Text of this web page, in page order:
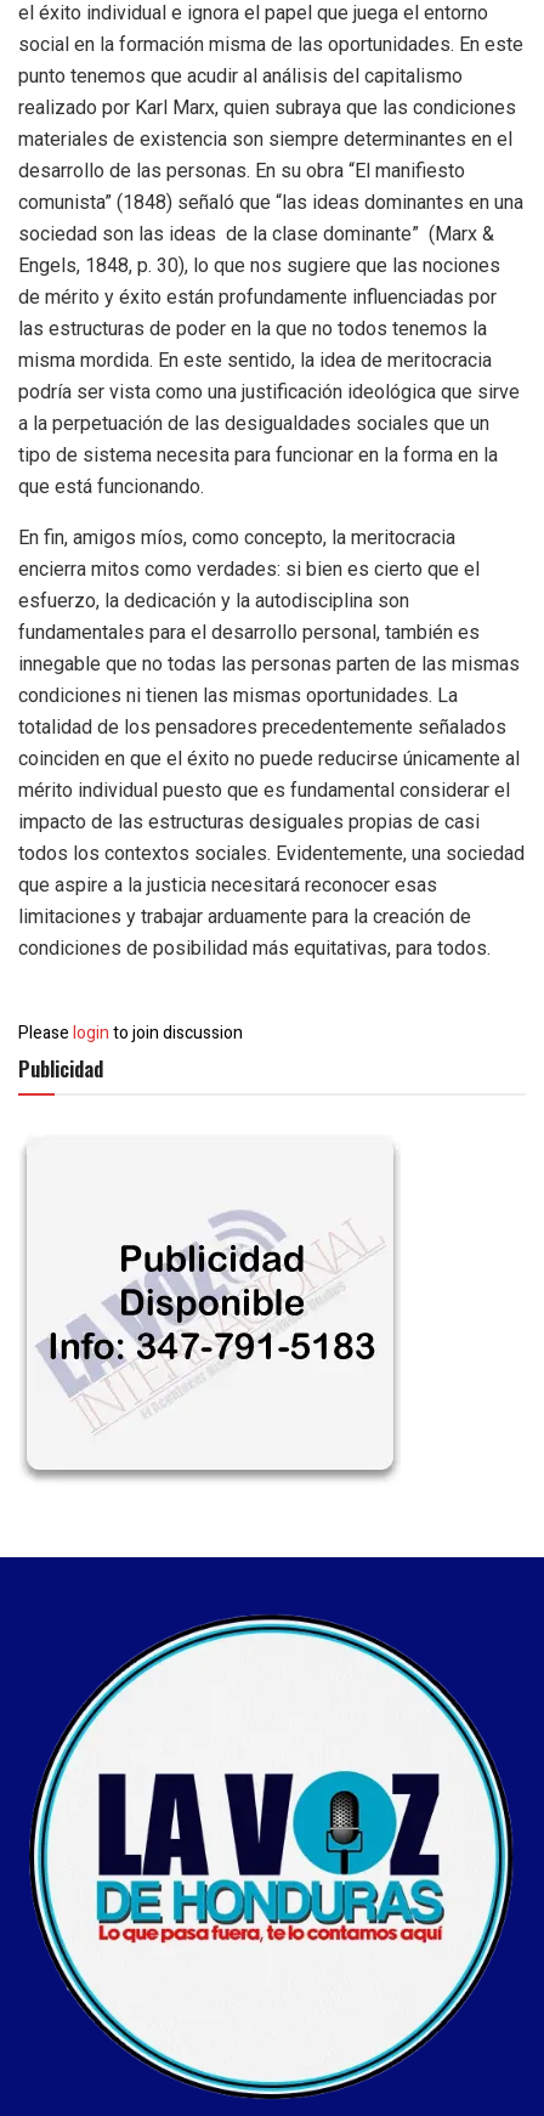
el éxito individual e ignora el papel que juega el entorno
social en la formación misma de las oportunidades. En este
punto tenemos que acudir al análisis del capitalismo
realizado por Karl Marx, quien subraya que las condiciones
materiales de existencia son siempre determinantes en el
desarrollo de las personas. En su obra “El manifiesto
comunista” (1848) señaló que “las ideas dominantes en una
sociedad son las ideas de la clase dominante” (Marx &
Engels, 1848, p. 30), lo que nos sugiere que las nociones
de mérito y éxito están profundamente influenciadas por
las estructuras de poder en la que no todos tenemos la
misma mordida. En este sentido, la idea de meritocracia
podría ser vista como una justificación ideológica que sirve
a la perpetuación de las desigualdades sociales que un
tipo de sistema necesita para funcionar en la forma en la
que está funcionando.
En fin, amigos míos, como concepto, la meritocracia
encierra mitos como verdades: si bien es cierto que el
esfuerzo, la dedicación y la autodisciplina son
fundamentales para el desarrollo personal, también es
innegable que no todas las personas parten de las mismas
condiciones ni tienen las mismas oportunidades. La
totalidad de los pensadores precedentemente señalados
coinciden en que el éxito no puede reducirse únicamente al
mérito individual puesto que es fundamental considerar el
impacto de las estructuras desiguales propias de casi
todos los contextos sociales. Evidentemente, una sociedad
que aspire a la justicia necesitará reconocer esas
limitaciones y trabajar arduamente para la creación de
condiciones de posibilidad más equitativas, para todos.
Pleaseloginto join discussion
Publicidad